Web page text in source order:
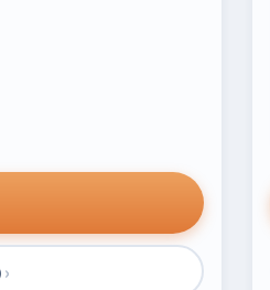
›